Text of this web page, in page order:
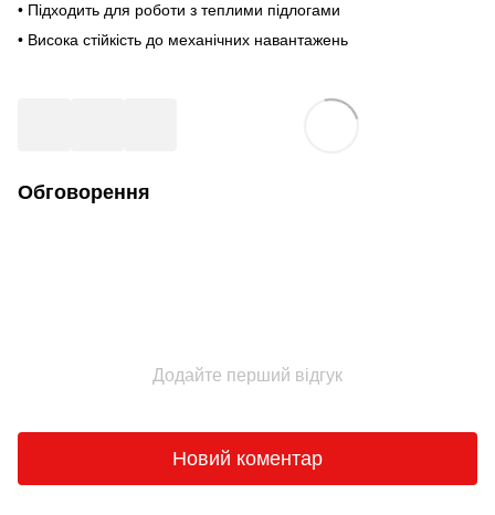
• Підходить для роботи з теплими підлогами
• Висока стійкість до механічних навантажень
Обговорення
Додайте перший відгук
Новий коментар